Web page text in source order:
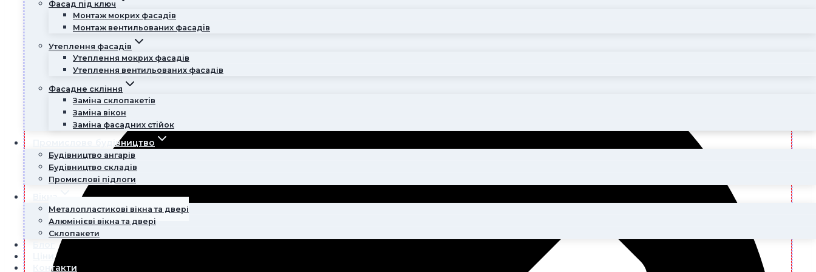
Фасад під ключ
Монтаж мокрих фасадів
Монтаж вентильованих фасадів
Утеплення фасадів
Утеплення мокрих фасадів
Утеплення вентильованих фасадів
Фасадне скління
Заміна склопакетів
Заміна вікон
Заміна фасадних стійок
Промислове будівництво
Будівництво ангарів
Будівництво складів
Промислові підлоги
Металопластикові вікна та двері
Алюмінієві вікна та двері
Склопакети
Контакти